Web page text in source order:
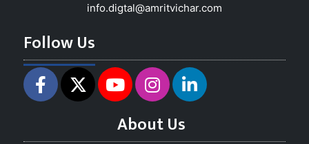
info.digtal@amritvichar.com
Follow Us
About Us